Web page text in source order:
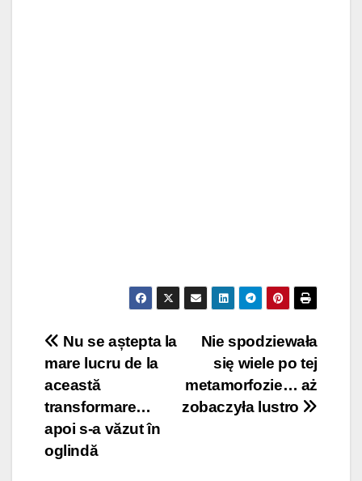
Post
navigation
Nie spodziewała
się wiele po tej
metamorfozie… aż
zobaczyła lustro
Nu se aștepta la
mare lucru de la
această
transformare…
apoi s-a văzut în
oglindă